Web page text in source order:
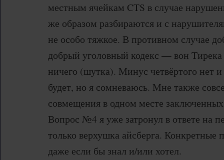
местным ячейкам CTS в случае
же образом разбираются и с
не особо тяжкое. В противном случае
добрый уголовный кодекс — вон
ничего (шутка). Минус четвёртого нет
будет, но я сомневаюсь. Мне также
совмещения в одном месте
Вопрос №4 я уже затронул в ответе на
только верхушка айсберга. Конкретные
даже если бы знал и/или хотел.